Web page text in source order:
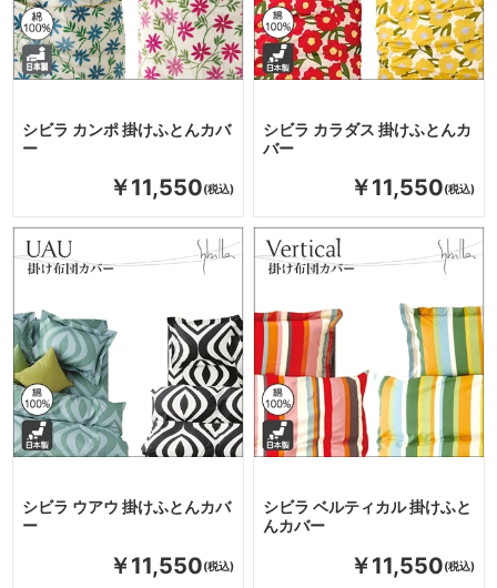
シビラ カンポ 掛けふとんカバ
ー
￥11,550
シビラ カラダス 掛けふとんカ
バー
￥11,550
シビラ ウアウ 掛けふとんカバ
ー
￥11,550
シビラ ベルティカル 掛けふと
んカバー
￥11,550